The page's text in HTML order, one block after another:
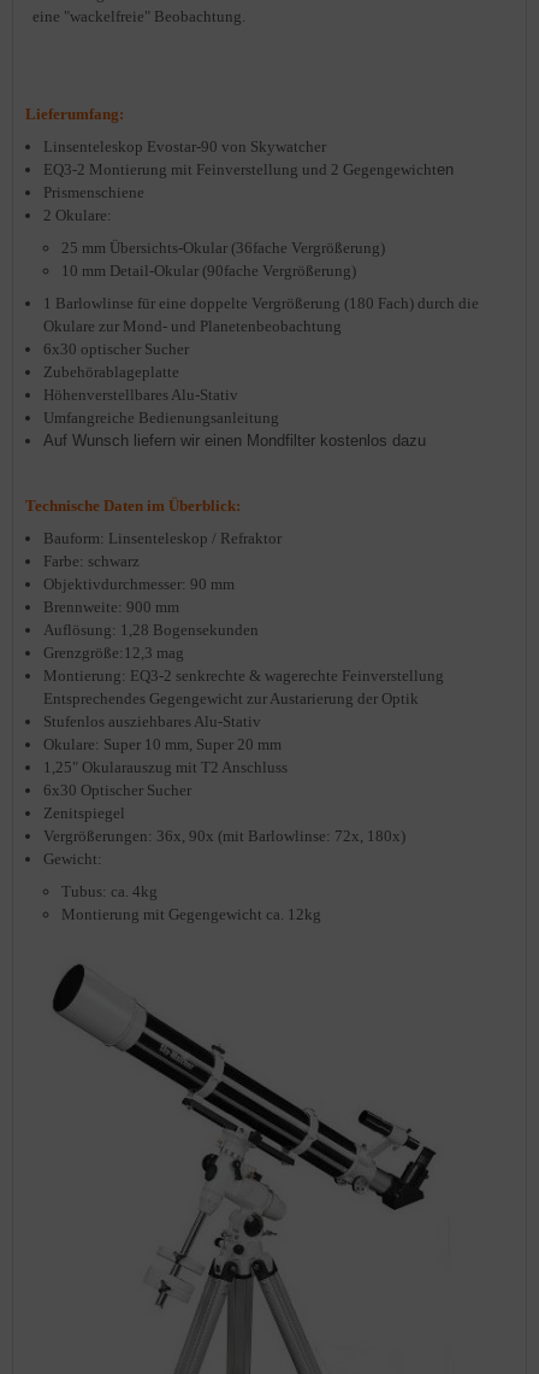
eine "wackelfreie" Beobachtung.
Lieferumfang:
Linsenteleskop Evostar-90 von Skywatcher
EQ3-2 Montierung mit Feinverstellung und 2 Gegengewichten
Prismenschiene
2 Okulare:
25 mm Übersichts-Okular (36fache Vergrößerung)
10 mm Detail-Okular (90fache Vergrößerung)
1 Barlowlinse für eine doppelte Vergrößerung (180 Fach) durch die
Okulare zur Mond- und Planetenbeobachtung
6x30 optischer Sucher
Zubehörablageplatte
Höhenverstellbares Alu-Stativ
Umfangreiche Bedienungsanleitung
Auf Wunsch liefern wir einen Mondfilter kostenlos dazu
Technische Daten im Überblick:
Bauform: Linsenteleskop / Refraktor
Farbe: schwarz
Objektivdurchmesser: 90 mm
Brennweite: 900 mm
Auflösung: 1,28 Bogensekunden
Grenzgröße:12,3 mag
Montierung: EQ3-2 senkrechte & wagerechte Feinverstellung
Entsprechendes Gegengewicht zur Austarierung der Optik
Stufenlos ausziehbares Alu-Stativ
Okulare: Super 10 mm, Super 20 mm
1,25" Okularauszug mit T2 Anschluss
6x30 Optischer Sucher
Zenitspiegel
Vergrößerungen: 36x, 90x (mit Barlowlinse: 72x, 180x)
Gewicht:
Tubus: ca. 4kg
Montierung mit Gegengewicht ca. 12kg